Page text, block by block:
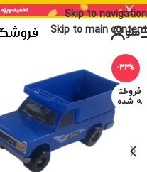
Skip to navigation
Skip to main content
منو
-33%
فروخت
ه شده